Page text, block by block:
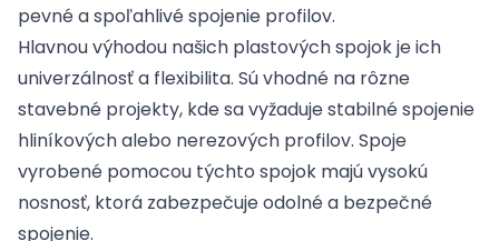
pevné a spoľahlivé spojenie profilov.
Hlavnou výhodou našich plastových spojok je ich
univerzálnosť a flexibilita. Sú vhodné na rôzne
stavebné projekty, kde sa vyžaduje stabilné spojenie
hliníkových alebo nerezových profilov. Spoje
vyrobené pomocou týchto spojok majú vysokú
nosnosť, ktorá zabezpečuje odolné a bezpečné
spojenie.